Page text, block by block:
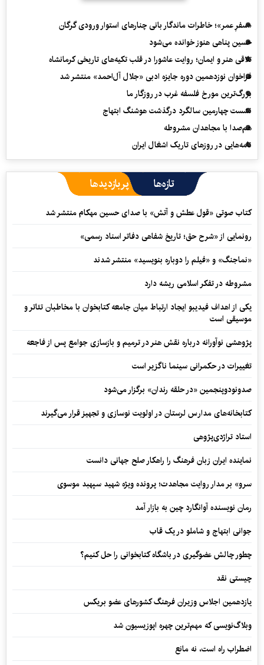
«سفرِ عمر»؛ خاطرات ماندگار بانی چنارهای استوار ورودی گرگان
حسین پناهی هنوز خوانده می‌شود
تلاقی هنر و ایمان؛ روایت عاشورا در قلب تکیه‌های تاریخی کرمانشاه
فراخوان نوزدهمین دوره جایزه ادبی «جلال آل‌احمد» منتشر شد
بزرگ‌ترین مورخ فلسفه غرب در روزگار ما
نشست چهارمین سالگرد درگذشت هوشنگ ابتهاج
هم‌صدا با مجاهدان مشروطه
نامه‌هایی در روزهای تاریک اشغال ایران
تازه‌ها پربازدیدها
کتاب صوتی «قول عطش و آتش» با صدای حسین مهکام منتشر شد
رونمایی از «شرح حق؛ تاریخ شفاهی دفاتر اسناد رسمی»
«نماجنگ» و «فیلم را دوباره بنویسید» منتشر شدند
مشروطه در تفکر اسلامی ریشه دارد
یکی از اهداف فیدیبو ایجاد ارتباط میان جامعه کتابخوان با مخاطبان تئاتر و
موسیقی است
پژوهشی نوآورانه درباره نقش هنر در ترمیم و بازسازی جوامع پس از فاجعه
تغییرات در حکمرانی سینما ناگزیر است
صدونودوپنجمین «در حلقه رندان» برگزار می‌شود
کتابخانه‌های مدارس لرستان در اولویت نوسازی و تجهیز قرار می‌گیرند
استاد تراژدی‌پژوهی
نماینده ایران زبان فرهنگ را راهکار صلح جهانی دانست
سرو» بر مدار روایت مجاهدت؛ پرونده ویژه شهید سپهبد موسوی
رمان نویسنده آوانگارد چین به بازار آمد
جوانی ابتهاج و شاملو در یک قاب
چطور چالش عضوگیری در باشگاه کتابخوانی را حل کنیم؟
چیستی نقد
یازدهمین اجلاس وزیران فرهنگ کشورهای عضو بریکس
وبلاگ‌نویسی که مهم‌ترین چهره اپوزیسیون شد
اضطراب راه است، نه مانع